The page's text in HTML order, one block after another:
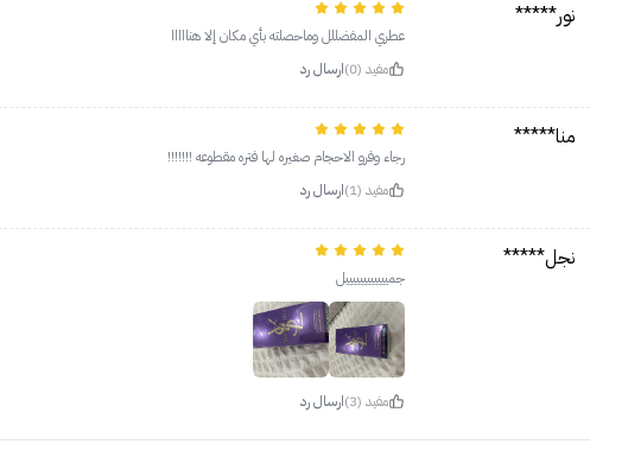
نور*****
عطري المفضللل وماحصلته بأي مكان إلا هنااااا
مفيد (0)
ارسال رد
منا*****
رجاء وفرو الاحجام صغيره لها فتره مقطوعه !!!!!!!
مفيد (1)
ارسال رد
نجل*****
جمييييييييييييل
مفيد (3) ارسال رد